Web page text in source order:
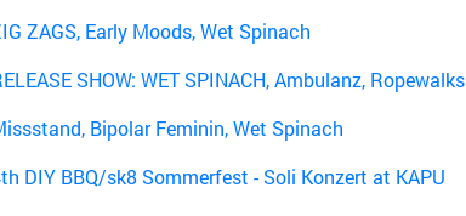
ZAGS, Early Moods, Wet Spinach
SHOW: WET SPINACH, Ambulanz, Ropewalks
Bipolar Feminin, Wet Spinach
DIY BBQ/sk8 Sommerfest - Soli Konzert at KAPU